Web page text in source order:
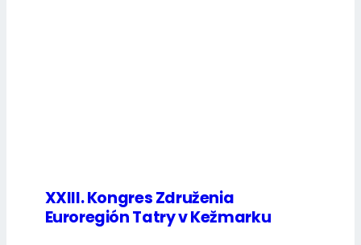
XXIII. Kongres Združenia
Euroregión Tatry v Kežmarku